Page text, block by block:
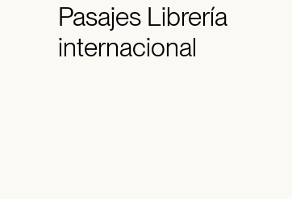
PasajesLibrería
internacional